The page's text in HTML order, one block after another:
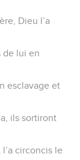
Dieu l’a
de lui en
esclavage et
ils sortiront
circoncis le